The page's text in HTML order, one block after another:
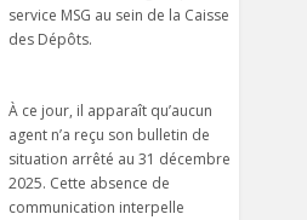
service MSG au sein de la Caisse
des Dépôts.
À ce jour, il apparaît qu’aucun
agent n’a reçu son bulletin de
situation arrêté au 31 décembre
2025. Cette absence de
communication interpelle